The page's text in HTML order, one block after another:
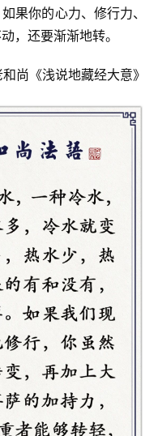
果你的心力、修行力、
，还要渐渐地转。
尚《浅说地藏经大意》